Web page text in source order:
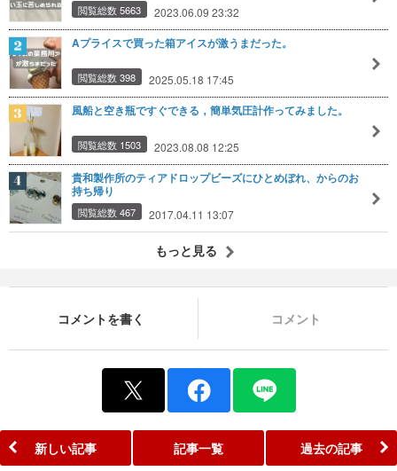
閲覧総数 5663 2023.06.09 23:32
Aプライスで買った箱アイスが激うまだった。
閲覧総数 398 2025.05.18 17:45
風船と空き瓶ですぐできる，簡単気圧計作ってみました。
閲覧総数 1503 2023.08.08 12:25
貴和製作所のティアドロップビーズにひとめぼれ、からのお
持ち帰り
閲覧総数 467 2017.04.11 13:07
もっと見る
コメントを書く コメント
新しい記事 記事一覧 過去の記事